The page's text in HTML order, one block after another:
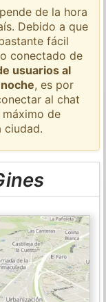
de la hora
Debido a que
fácil
conectado de
usuarios al
, es por
al chat
de
ciudad.